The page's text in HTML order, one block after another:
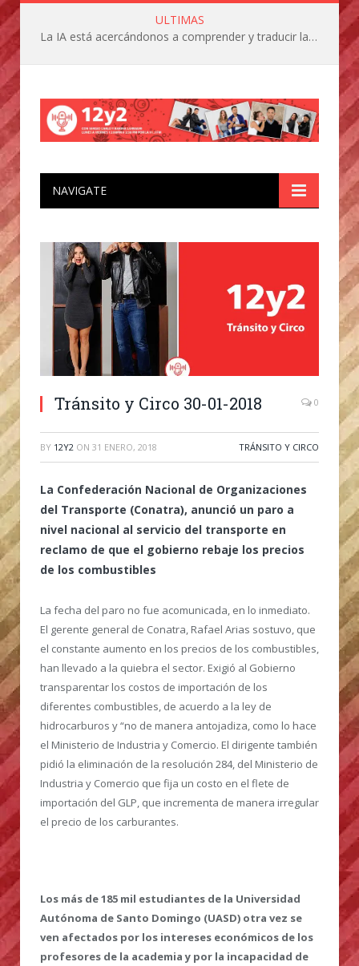
ULTIMAS
La IA está acercándonos a comprender y traducir las vocalizaciones y comportamientos de nuestras mascotas
NAVIGATE
Tránsito y Circo 30-01-2018 0
BY 12Y2 ON 31 ENERO, 2018 TRÁNSITO Y CIRCO
La Confederación Nacional de Organizaciones
del Transporte (Conatra), anunció un paro a
nivel nacional al servicio del transporte en
reclamo de que el gobierno rebaje los precios
de los combustibles
La fecha del paro no fue acomunicada, en lo inmediato.
El gerente general de Conatra, Rafael Arias sostuvo, que
el constante aumento en los precios de los combustibles,
han llevado a la quiebra el sector. Exigió al Gobierno
transparentar los costos de importación de los
diferentes combustibles, de acuerdo a la ley de
hidrocarburos y “no de manera antojadiza, como lo hace
el Ministerio de Industria y Comercio. El dirigente también
pidió la eliminación de la resolución 284, del Ministerio de
Industria y Comercio que fija un costo en el flete de
importación del GLP, que incrementa de manera irregular
el precio de los carburantes.
Los más de 185 mil estudiantes de la Universidad
Autónoma de Santo Domingo (UASD) otra vez se
ven afectados por los intereses económicos de los
profesores de la academia y por la incapacidad de